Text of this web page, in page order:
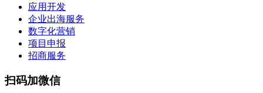
应用开发
企业出海服务
数字化营销
项目申报
招商服务
扫码加微信